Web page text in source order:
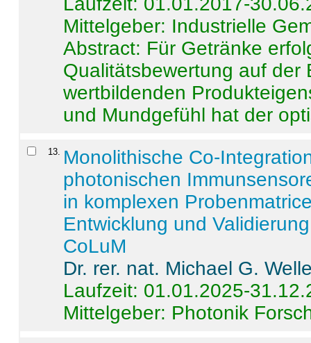
Mittelgeber: Industrielle
Abstract: Für Getränke
Qualitätsbewertung auf der
wertbildenden
und Mundgefühl hat der
13
Monolithische Co-
photonischen
in komplexen
Entwicklung und
CoLuM
Dr. rer. nat. Michael G.
Laufzeit: 01.01.2025-
Mittelgeber: Photonik